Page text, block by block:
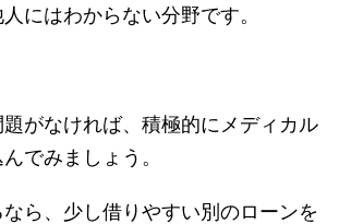
にはわからない分野です。
がなければ、積極的にメディカル
でみましょう。
ら、少し借りやすい別のローンを